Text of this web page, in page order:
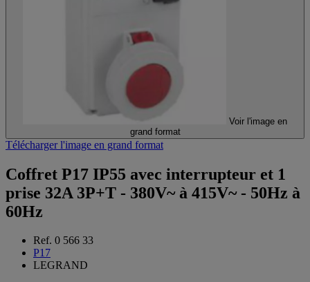
Voir l'image en
grand format
Télécharger l'image en grand format
Coffret P17 IP55 avec interrupteur et 1
prise 32A 3P+T - 380V~ à 415V~ - 50Hz à
60Hz
Ref. 0 566 33
P17
LEGRAND